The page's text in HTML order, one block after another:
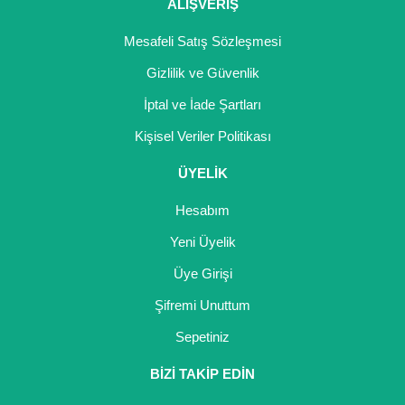
ALIŞVERİŞ
Mesafeli Satış Sözleşmesi
Gizlilik ve Güvenlik
İptal ve İade Şartları
Kişisel Veriler Politikası
ÜYELİK
Hesabım
Yeni Üyelik
Üye Girişi
Şifremi Unuttum
Sepetiniz
BİZİ TAKİP EDİN